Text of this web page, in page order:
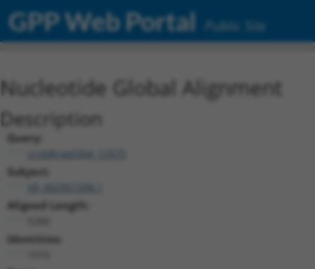
GPP Web Portal Public Site
Nucleotide Global Alignment
Description
Query:
ccsbBroad304_12975
Subject:
Aligned Length:
Identities: